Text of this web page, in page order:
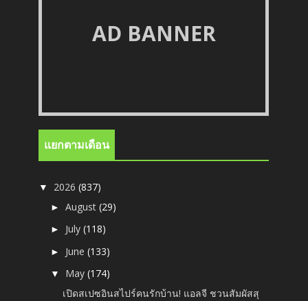
AD BANNER
แยกตามเดือน
▼ 2026(837)
►August(29)
► July(118)
► June(133)
▼ May(174)
เปิดสเปซอินสไปร์คนรักบ้าน! แอลจี ชวนสัมผัสสุ